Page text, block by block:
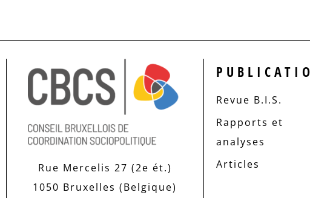
Rue Mercelis 27 (2e ét.)
1050 Bruxelles (Belgique)
Revue B.I.S.
Rapports et
analyses
Articles